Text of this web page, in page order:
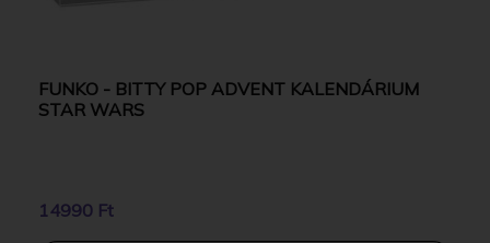
FUNKO - BITTY POP ADVENT KALENDÁRIUM
STAR WARS
14990 Ft